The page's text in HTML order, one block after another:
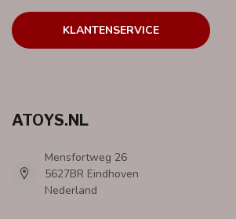
KLANTENSERVICE
ATOYS.NL
Mensfortweg 26
5627BR Eindhoven
Nederland